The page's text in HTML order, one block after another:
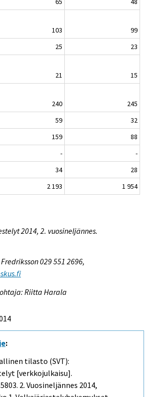
103
99
25
23
21
15
240
245
59
32
159
88
-
-
34
28
2 193 1 954
2014, 2. vuosineljännes.
029 551 2696,
Riitta Harala
:
tilasto (SVT):
[verkkojulkaisu].
2. Vuosineljännes 2014,